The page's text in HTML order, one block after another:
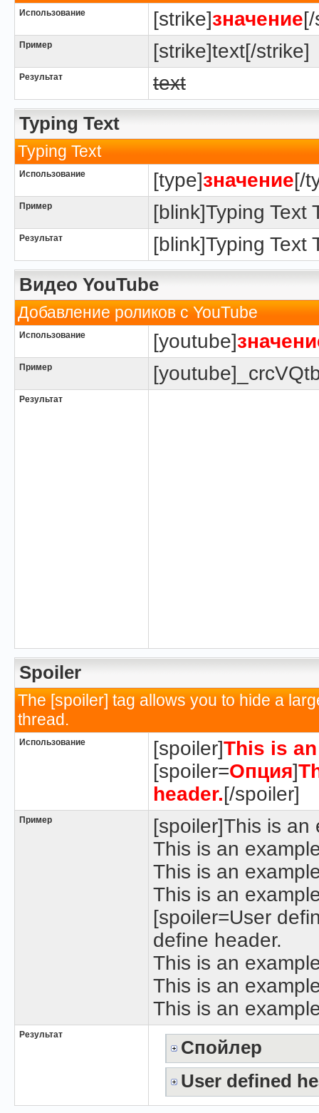
Использование [strike]значение
Пример [strike]text[/strike]
Результат text
Typing Text
Typing Text
Использование [type]значение[/
Пример [blink]Typing Text
Результат [blink]Typing Text
Видео YouTube
Добавление роликов с YouTube
Использование [youtube]
Пример
Результат
Spoiler
The [spoiler] tag allows you to hide a
thread.
Использование [spoiler]This is
[spoiler=Опция]
header.[/spoiler]
Пример
[spoiler]This is an
This is an
This is an
This is an
[spoiler=User
define header.
This is an
This is an
This is an
Результат
Спойлер
User defined